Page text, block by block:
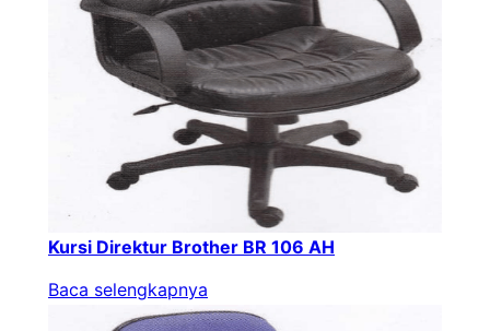
Kursi Direktur Brother BR 106 AH
Baca selengkapnya